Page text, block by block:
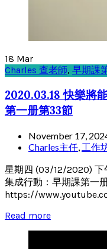
18 Mar
Charles 查老師, 早期課
2020.03.18 快樂將
第一册第33節
November 17,
Charles主任, 工作
星期四 (03/12/2020) 下
集成行動：早期課第一
https://
Read more